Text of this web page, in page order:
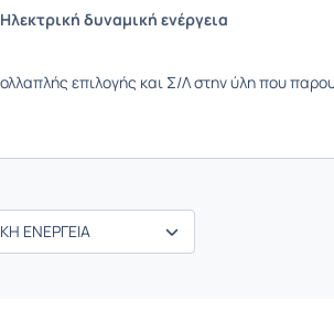
δυναμική ενέργεια
επιλογής και Σ/Λ στην ύλη που